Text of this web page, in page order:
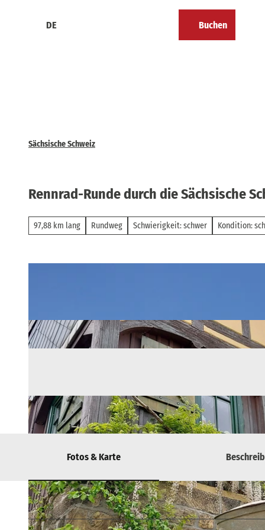
DE Buchen
Sächsische Schweiz
Rennrad-Runde durch die Sächsische
97,88 km lang Rundweg Schwierigkeit: schwer Kondition:
Fotos & Karte